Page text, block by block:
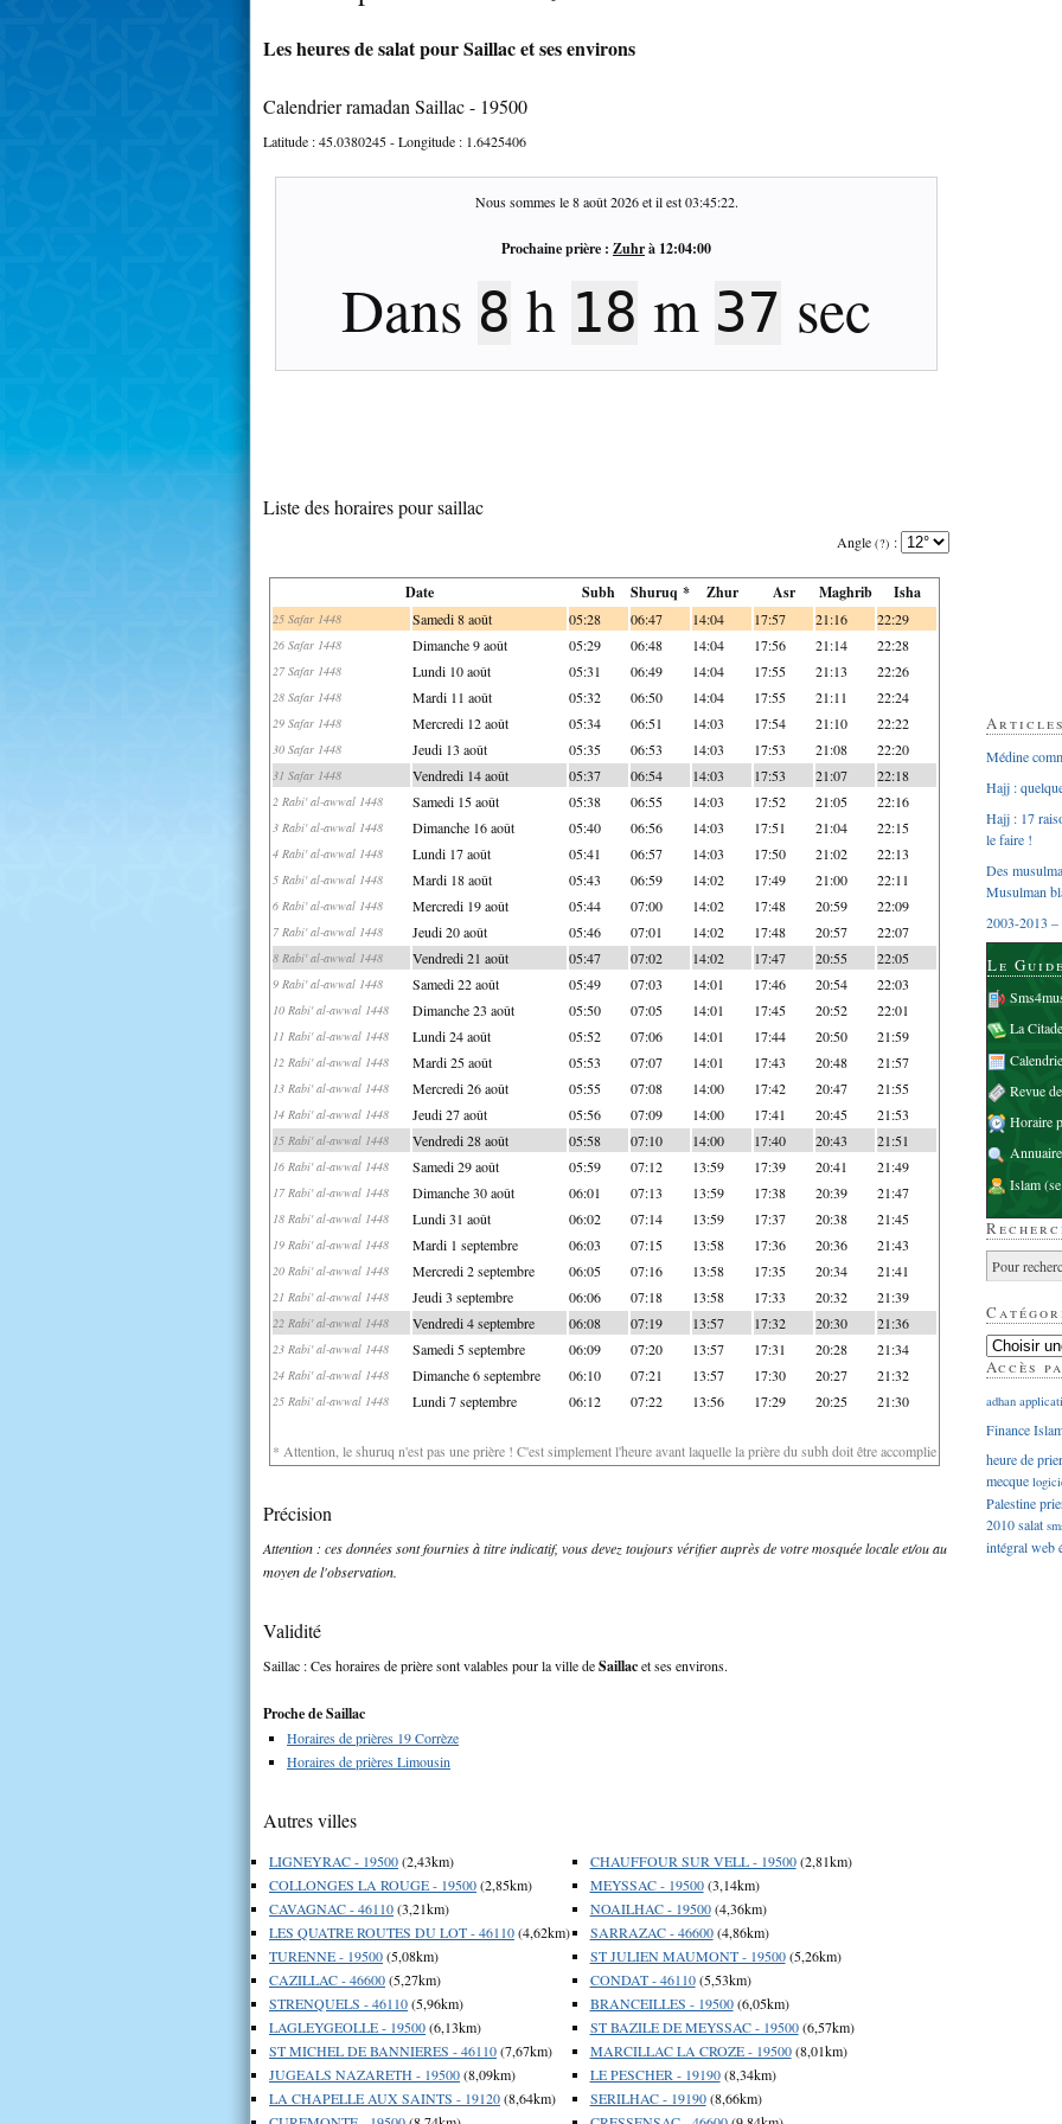
Les heures de salat pour Saillac et ses environs
Calendrier ramadan Saillac - 19500
Latitude :45.0380245- Longitude : 1.6425406
Nous sommes le8 août 2026et il est03:45:23.
Prochaine prière : Zuhrà 12:04:00
Dans 8 h 18 m 36 sec
Liste des horaires pour saillac
Angle (?) :
Date Subh Shuruq * Zhur Asr Maghrib Isha
25 Safar 1448 Samedi 8 août 05:28 06:47 14:04 17:57 21:16 22:29
26 Safar 1448 Dimanche 9 août 05:29 06:48 14:04 17:56 21:14 22:28
27 Safar 1448 Lundi 10 août 05:31 06:49 14:04 17:55 21:13 22:26
28 Safar 1448 Mardi 11 août 05:32 06:50 14:04 17:55 21:11 22:24
29 Safar 1448 Mercredi 12 août 05:34 06:51 14:03 17:54 21:10 22:22
30 Safar 1448 Jeudi 13 août 05:35 06:53 14:03 17:53 21:08 22:20
31 Safar 1448 Vendredi 14 août 05:37 06:54 14:03 17:53 21:07 22:18
2 Rabi' al-awwal 1448 Samedi 15 août 05:38 06:55 14:03 17:52 21:05 22:16
3 Rabi' al-awwal 1448 Dimanche 16 août 05:40 06:56 14:03 17:51 21:04 22:15
4 Rabi' al-awwal 1448 Lundi 17 août 05:41 06:57 14:03 17:50 21:02 22:13
5 Rabi' al-awwal 1448 Mardi 18 août 05:43 06:59 14:02 17:49 21:00 22:11
6 Rabi' al-awwal 1448 Mercredi 19 août 05:44 07:00 14:02 17:48 20:59 22:09
7 Rabi' al-awwal 1448 Jeudi 20 août 05:46 07:01 14:02 17:48 20:57 22:07
8 Rabi' al-awwal 1448 Vendredi 21 août 05:47 07:02 14:02 17:47 20:55 22:05
9 Rabi' al-awwal 1448 Samedi 22 août 05:49 07:03 14:01 17:46 20:54 22:03
10 Rabi' al-awwal 1448 Dimanche 23 août 05:50 07:05 14:01 17:45 20:52 22:01
11 Rabi' al-awwal 1448 Lundi 24 août 05:52 07:06 14:01 17:44 20:50 21:59
12 Rabi' al-awwal 1448 Mardi 25 août 05:53 07:07 14:01 17:43 20:48 21:57
13 Rabi' al-awwal 1448 Mercredi 26 août 05:55 07:08 14:00 17:42 20:47 21:55
14 Rabi' al-awwal 1448 Jeudi 27 août 05:56 07:09 14:00 17:41 20:45 21:53
15 Rabi' al-awwal 1448 Vendredi 28 août 05:58 07:10 14:00 17:40 20:43 21:51
16 Rabi' al-awwal 1448 Samedi 29 août 05:59 07:12 13:59 17:39 20:41 21:49
17 Rabi' al-awwal 1448 Dimanche 30 août 06:01 07:13 13:59 17:38 20:39 21:47
18 Rabi' al-awwal 1448 Lundi 31 août 06:02 07:14 13:59 17:37 20:38 21:45
19 Rabi' al-awwal 1448 Mardi 1 septembre 06:03 07:15 13:58 17:36 20:36 21:43
20 Rabi' al-awwal 1448 Mercredi 2 septembre 06:05 07:16 13:58 17:35 20:34 21:41
21 Rabi' al-awwal 1448 Jeudi 3 septembre 06:06 07:18 13:58 17:33 20:32 21:39
22 Rabi' al-awwal 1448 Vendredi 4 septembre 06:08 07:19 13:57 17:32 20:30 21:36
23 Rabi' al-awwal 1448 Samedi 5 septembre 06:09 07:20 13:57 17:31 20:28 21:34
24 Rabi' al-awwal 1448 Dimanche 6 septembre 06:10 07:21 13:57 17:30 20:27 21:32
25 Rabi' al-awwal 1448 Lundi 7 septembre 06:12 07:22 13:56 17:29 20:25 21:30
* Attention, le shuruq n'est pas une prière ! C'est simplement l'heure avant laquelle la prière du subh doit être accomplie
Précision
Attention : ces données sont fournies à titre indicatif, vous devez toujours vérifier auprès de votre mosquée locale et/ou au
moyen de l'observation.
Validité
Saillac : Ces horaires de prière sont valables pour la ville deSaillacet ses environs.
Proche de Saillac
Horaires de prières 19 Corrèze
Horaires de prières Limousin
Autres villes
LIGNEYRAC - 19500(2,43km)
COLLONGES LA ROUGE - 19500(2,85km)
CAVAGNAC - 46110(3,21km)
LES QUATRE ROUTES DU LOT - 46110(4,62km)
TURENNE - 19500(5,08km)
CAZILLAC - 46600(5,27km)
STRENQUELS - 46110(5,96km)
LAGLEYGEOLLE - 19500(6,13km)
ST MICHEL DE BANNIERES - 46110(7,67km)
JUGEALS NAZARETH - 19500(8,09km)
LA CHAPELLE AUX SAINTS - 19120(8,64km)
CHAUFFOUR SUR VELL - 19500(2,81km)
MEYSSAC - 19500(3,14km)
NOAILHAC - 19500(4,36km)
SARRAZAC - 46600(4,86km)
ST JULIEN MAUMONT - 19500(5,26km)
CONDAT - 46110(5,53km)
BRANCEILLES - 19500(6,05km)
ST BAZILE DE MEYSSAC - 19500(6,57km)
MARCILLAC LA CROZE - 19500(8,01km)
LE PESCHER - 19190(8,34km)
SERILHAC - 19190(8,66km)
Médine
Hajj :
Hajj : 17
le faire !
Des
Musulman
2003-2013 –
Le
La
Revue
Horaire
Islam
Accès
adhan
Finance
heure de
mecque
Palestine
2010salat
intégralweb